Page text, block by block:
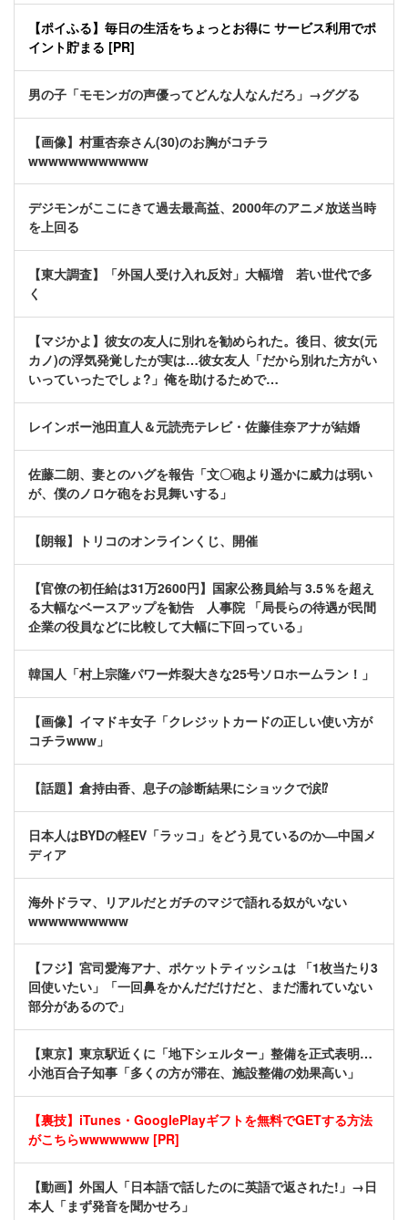
【ポイふる】毎日の生活をちょっとお得に サービス利用でポ
イント貯まる [PR]
男の子「モモンガの声優ってどんな人なんだろ」→ググる
【画像】村重杏奈さん(30)のお胸がコチラ
wwwwwwwwwwww
デジモンがここにきて過去最高益、2000年のアニメ放送当時
を上回る
【東大調査】「外国人受け入れ反対」大幅増 若い世代で多
く
【マジかよ】彼女の友人に別れを勧められた。後日、彼女(元
カノ)の浮気発覚したが実は…彼女友人「だから別れた方がい
いっていったでしょ?」俺を助けるためで…
レインボー池田直人＆元読売テレビ・佐藤佳奈アナが結婚
佐藤二朗、妻とのハグを報告「文〇砲より遥かに威力は弱い
が、僕のノロケ砲をお見舞いする」
【朗報】トリコのオンラインくじ、開催
【官僚の初任給は31万2600円】国家公務員給与 3.5％を超え
る大幅なベースアップを勧告 人事院 「局長らの待遇が民間
企業の役員などに比較して大幅に下回っている」
韓国人「村上宗隆パワー炸裂大きな25号ソロホームラン！」
【画像】イマドキ女子「クレジットカードの正しい使い方が
コチラwww」
【話題】倉持由香、息子の診断結果にショックで涙⁉
日本人はBYDの軽EV「ラッコ」をどう見ているのか―中国メ
ディア
海外ドラマ、リアルだとガチのマジで語れる奴がいない
wwwwwwwwww
【フジ】宮司愛海アナ、ポケットティッシュは 「1枚当たり3
回使いたい」「一回鼻をかんだだけだと、まだ濡れていない
部分があるので」
【東京】東京駅近くに「地下シェルター」整備を正式表明…
小池百合子知事「多くの方が滞在、施設整備の効果高い」
【裏技】iTunes・GooglePlayギフトを無料でGETする方法
がこちらwwwwwww [PR]
【動画】外国人「日本語で話したのに英語で返された!」→日
本人「まず発音を聞かせろ」